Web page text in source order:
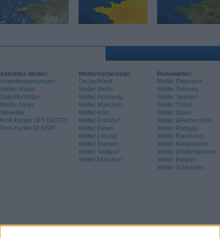
Aktuelles Wetter:
Unwetterwarnungen
Wetter-Radar
Satellitenbilder
Wetter-News
Skiwetter
Profi-Karten GFS (NCEP)
Profi-Karten ECMWF
Wettervorhersage:
Deutschland
Wetter Berlin
Wetter Hamburg
Wetter München
Wetter Köln
Wetter Frankfurt
Wetter Essen
Wetter Leipzig
Wetter Bremen
Wetter Stuttgart
Wetter München
Reisewetter:
Wetter Österreich
Wetter Schweiz
Wetter Spanien
Wetter Türkei
Wetter Italien
Wetter Griechenland
Wetter Portugal
Wetter Frankreich
Wetter Niederlande
Wetter Großbritannien
Wetter Belgien
Wetter Schweden